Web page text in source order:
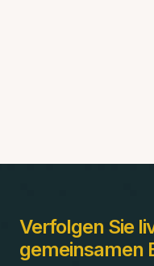
Verfolgen Sie
gemeinsamen